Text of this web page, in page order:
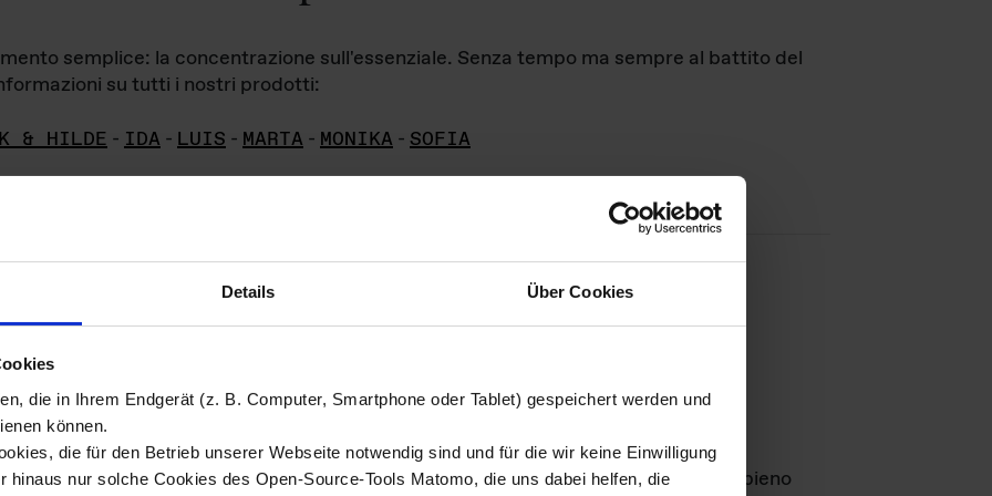
Details Über Cookies
die in Ihrem Endgerät (z. B. Computer, Smartphone oder Tablet) gespeichert werden und
können.
die für den Betrieb unserer Webseite notwendig sind und für die wir keine Einwilligung
hinaus nur solche Cookies des Open-Source-Tools Matomo, die uns dabei helfen, die
semplice: la concentrazione sull'essenziale. Senza tempo ma sempre al battito del
su tutti i nostri prodotti:
& HILDE - IDA - LUIS - MARTA - MONIKA - SOFIA
di immagini
materiale fotografico sono detenuti daDas ganze LebenGmbH e rimangono in pieno